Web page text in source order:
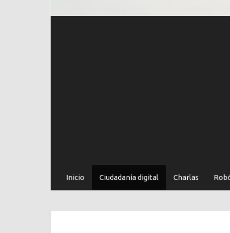
Inicio Ciudadanía digital Charlas